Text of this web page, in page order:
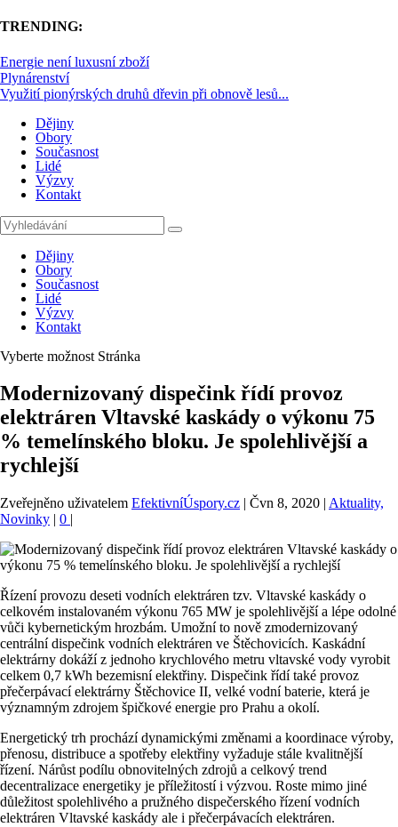
TRENDING:
Energie není luxusní zboží
Plynárenství
Využití pionýrských druhů dřevin při obnově lesů...
Dějiny
Obory
Současnost
Lidé
Výzvy
Kontakt
Dějiny
Obory
Současnost
Lidé
Výzvy
Kontakt
Vyberte možnost Stránka
Modernizovaný dispečink řídí provoz
elektráren Vltavské kaskády o výkonu 75
% temelínského bloku. Je spolehlivější a
rychlejší
Zveřejněno uživatelem EfektivníÚspory.cz | Čvn 8, 2020 | Aktuality,
Novinky | 0 |
Řízení provozu deseti vodních elektráren tzv. Vltavské kaskády o
celkovém instalovaném výkonu 765 MW je spolehlivější a lépe odolné
vůči kybernetickým hrozbám. Umožní to nově zmodernizovaný
centrální dispečink vodních elektráren ve Štěchovicích. Kaskádní
elektrárny dokáží z jednoho krychlového metru vltavské vody vyrobit
celkem 0,7 kWh bezemisní elektřiny. Dispečink řídí také provoz
přečerpávací elektrárny Štěchovice II, velké vodní baterie, která je
významným zdrojem špičkové energie pro Prahu a okolí.
Energetický trh prochází dynamickými změnami a koordinace výroby,
přenosu, distribuce a spotřeby elektřiny vyžaduje stále kvalitnější
řízení. Nárůst podílu obnovitelných zdrojů a celkový trend
decentralizace energetiky je příležitostí i výzvou. Roste mimo jiné
důležitost spolehlivého a pružného dispečerského řízení vodních
elektráren Vltavské kaskády ale i přečerpávacích elektráren.